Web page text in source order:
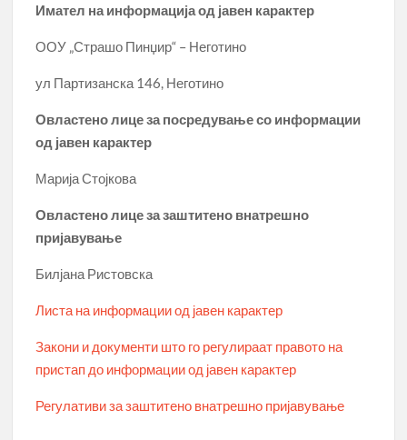
Имател на информација од јавен карактер
ООУ „Страшо Пинџир“ – Неготино
ул Партизанска 146, Неготино
Овластено лице за посредување со информации
од јавен карактер
Марија Стојкова
Овластено лице за заштитено внатрешно
пријавување
Билјана Ристовска
Листа на информации од јавен карактер
Закони и документи што го регулираат правото на
пристап до информации од јавен карактер
Регулативи за заштитено внатрешно пријавување